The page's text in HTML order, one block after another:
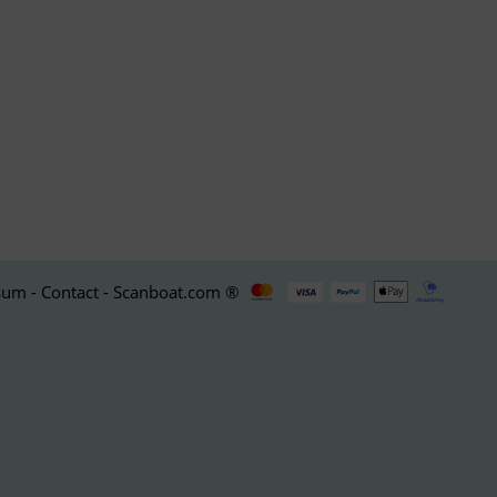
- Contact - Scanboat.com ®